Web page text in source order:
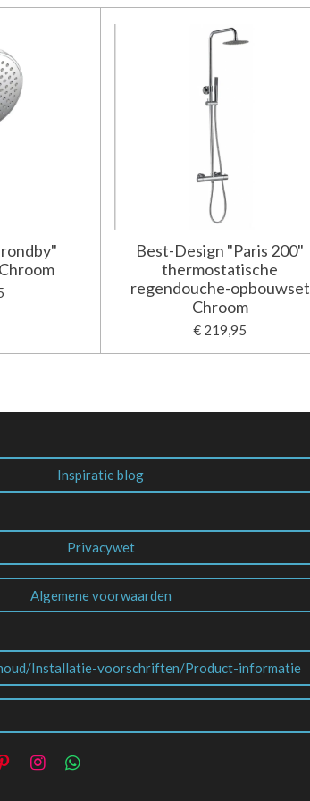
Best-Design "Paris 200"
thermostatische
regendouche-opbouwset
Chroom
€ 219,95
Inspiratie blog
Privacywet
Algemene voorwaarden
Installatie-voorschriften/Product-informatie
P
I
W